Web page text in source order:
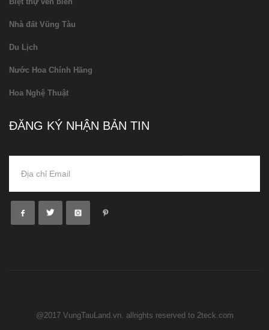
Nhà đất Vũng Tàu
Du Lịch
Nước Hoa Chính Hãng
Hoa Nghệ Thuật
ĐĂNG KÝ NHẬN BẢN TIN
@2017 VungTauLand.vn. allrights reserved to 2teck.com